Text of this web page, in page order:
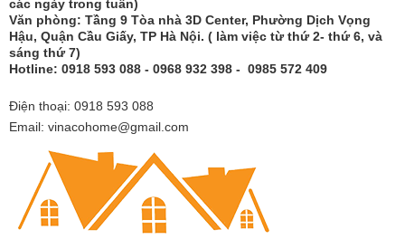
các ngày trong tuần)
Văn phòng: Tầng 9 Tòa nhà 3D Center, Phường Dịch Vọng
Hậu, Quận Cầu Giấy, TP Hà Nội. ( làm việc từ thứ 2- thứ 6, và
sáng thứ 7)
Hotline: 0918 593 088 - 0968 932 398 - 0985 572 409
Điện thoại: 0918 593 088
Email: vinacohome@gmail.com